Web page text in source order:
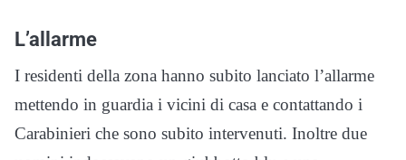
L’allarme
I residenti della zona hanno subito lanciato l’allarme
mettendo in guardia i vicini di casa e contattando i
Carabinieri che sono subito intervenuti. Inoltre due